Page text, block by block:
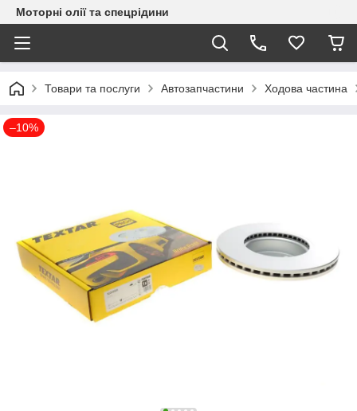
Моторні олії та спецрідини
Товари та послуги Автозапчастини Ходова частина
–10%